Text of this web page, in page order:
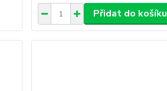
Přidat do košíku